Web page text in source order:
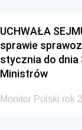
UCHWAŁA
sprawie
stycznia do dnia
Ministrów
Monitor Polski rok